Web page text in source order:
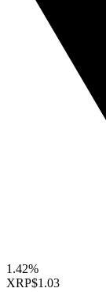
1.42%
XRP$1.03